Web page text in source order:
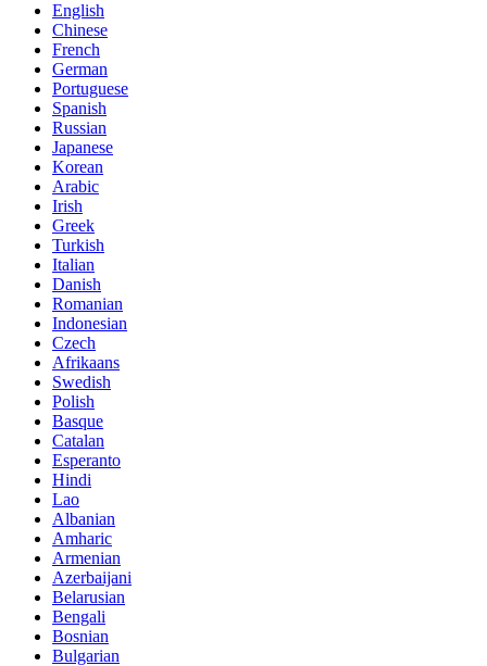
English
Chinese
French
German
Portuguese
Spanish
Russian
Japanese
Korean
Arabic
Irish
Greek
Turkish
Italian
Danish
Romanian
Indonesian
Czech
Afrikaans
Swedish
Polish
Basque
Catalan
Esperanto
Hindi
Lao
Albanian
Amharic
Armenian
Azerbaijani
Belarusian
Bengali
Bosnian
Bulgarian